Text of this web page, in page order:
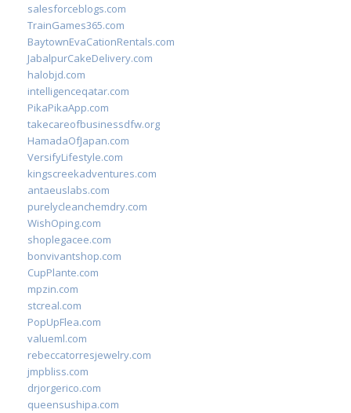
salesforceblogs.com
TrainGames365.com
BaytownEvaCationRentals.com
JabalpurCakeDelivery.com
halobjd.com
intelligenceqatar.com
PikaPikaApp.com
takecareofbusinessdfw.org
HamadaOfJapan.com
VersifyLifestyle.com
kingscreekadventures.com
antaeuslabs.com
purelycleanchemdry.com
WishOping.com
shoplegacee.com
bonvivantshop.com
CupPlante.com
mpzin.com
stcreal.com
PopUpFlea.com
valueml.com
rebeccatorresjewelry.com
jmpbliss.com
drjorgerico.com
queensushipa.com